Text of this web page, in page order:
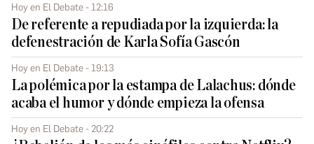
Hoy en El Debate - 12:16
De referente a repudiada por la izquierda: la
defenestración de Karla Sofía Gascón
Hoy en El Debate - 19:13
La polémica por la estampa de Lalachus: dónde
acaba el humor y dónde empieza la ofensa
Hoy en El Debate - 20:22